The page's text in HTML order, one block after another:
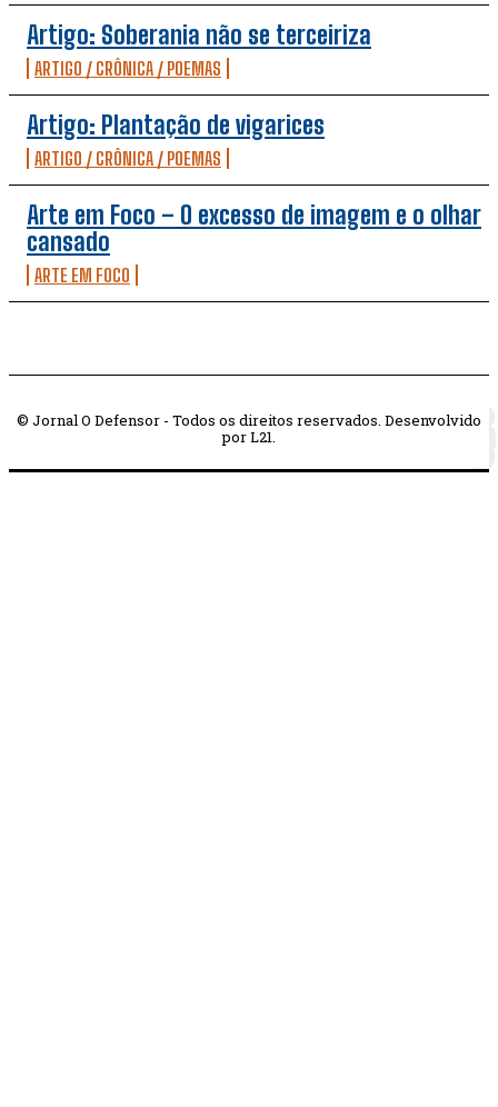
Artigo: Soberania não se terceiriza
ARTIGO / CRÔNICA / POEMAS
Artigo: Plantação de vigarices
ARTIGO / CRÔNICA / POEMAS
Arte em Foco – O excesso de imagem e o olhar
cansado
ARTE EM FOCO
© Jornal O Defensor - Todos os direitos reservados. Desenvolvido
por L21.